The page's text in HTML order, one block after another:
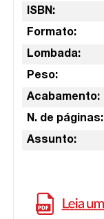
ISBN:
Formato:
Lombada:
Peso:
Acabamento:
N. de páginas:
Assunto: